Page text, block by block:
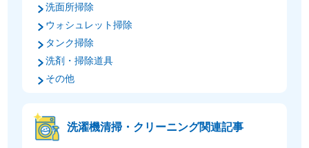
洗面所掃除
ウォシュレット掃除
タンク掃除
洗剤・掃除道具
その他
洗濯機清掃・クリーニング関連記事